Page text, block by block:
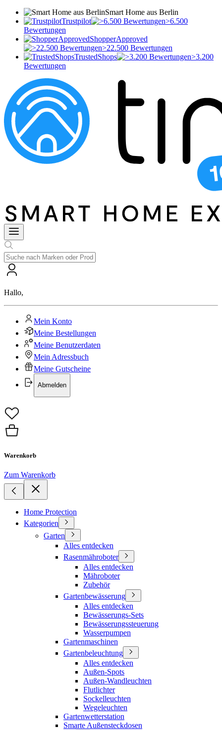
Smart Home aus Berlin
Trustpilot
>6.500
Bewertungen
ShopperApproved
>22.500 Bewertungen
TrustedShops
>3.200
Bewertungen
Hallo,
Mein Konto
Meine Bestellungen
Meine Benutzerdaten
Mein Adressbuch
Meine Gutscheine
Abmelden
Warenkorb
Zum Warenkorb
Home Protection
Kategorien
Garten
Alles entdecken
Rasenmähroboter
Alles entdecken
Mähroboter
Zubehör
Gartenbewässerung
Alles entdecken
Bewässerungs-Sets
Bewässerungssteuerung
Wasserpumpen
Gartenmaschinen
Gartenbeleuchtung
Alles entdecken
Außen-Spots
Außen-Wandleuchten
Flutlichter
Sockelleuchten
Wegeleuchten
Gartenwetterstation
Smarte Außensteckdosen